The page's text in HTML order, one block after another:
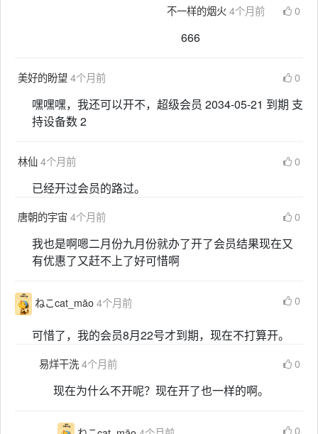
不一样的烟火 4个月前 0
666
美好的盼望 4个月前 0
嘿嘿嘿，我还可以开不，超级会员 2034-05-21 到期 支
持设备数 2
林仙4个月前 0
已经开过会员的路过。
唐朝的宇宙4个月前 0
我也是啊嗯二月份九月份就办了开了会员结果现在又
有优惠了又赶不上了好可惜啊
ねこcat_māo4个月前 0
可惜了，我的会员8月22号才到期，现在不打算开。
易烊干洗4个月前 0
现在为什么不开呢？现在开了也一样的啊。
0